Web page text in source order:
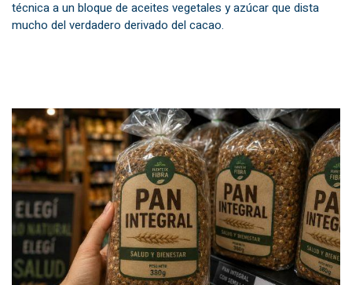
técnica a un bloque de aceites vegetales y azúcar que dista
mucho del verdadero derivado del cacao.